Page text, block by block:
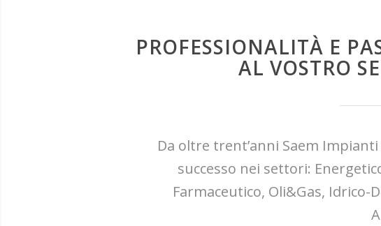
PROFESSIONALITÀ E
AL VOSTRO
Da oltre trent’anni Saem
successo nei settori:
Farmaceutico, Oli&Gas, Idrico-